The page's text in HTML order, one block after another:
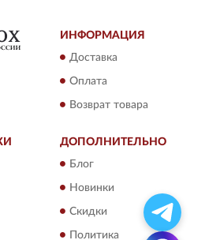
ИНФОРМАЦИЯ
Доставка
Оплата
Возврат товара
ДОПОЛНИТЕЛЬНО
Блог
Новинки
Скидки
Политика